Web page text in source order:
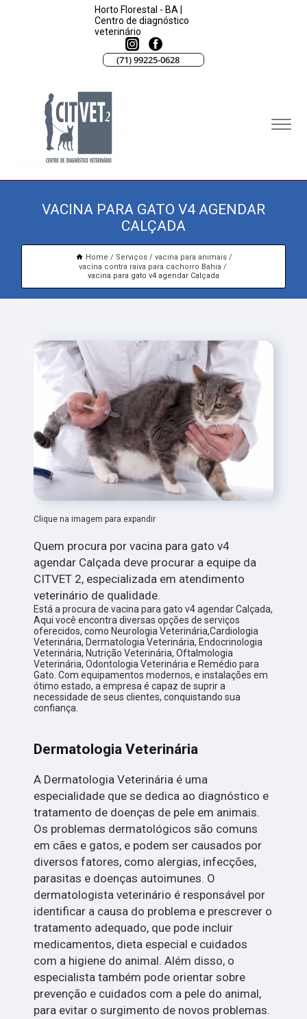
Horto Florestal - BA |
Centro de diagnóstico
veterinário
(71) 99225-0628
VACINA PARA GATO V4 AGENDAR
CALÇADA
Home Serviços
vacina para animais
vacina contra raiva para cachorro Bahia
vacina para gato v4 agendar Calçada
Clique na imagem para expandir
Quem procura por vacina para gato v4
agendar Calçada deve procurar a equipe da
CITVET 2, especializada em atendimento
veterinário de qualidade.
Está a procura de vacina para gato v4 agendar Calçada,
Aqui você encontra diversas opções de serviços
oferecidos, como Neurologia Veterinária,Cardiologia
Veterinária, Dermatologia Veterinária, Endocrinologia
Veterinária, Nutrição Veterinária, Oftalmologia
Veterinária, Odontologia Veterinária e Remédio para
Gato. Com equipamentos modernos, e instalações em
ótimo estado, a empresa é capaz de suprir a
necessidade de seus clientes, conquistando sua
confiança.
Dermatologia Veterinária
A Dermatologia Veterinária é uma
especialidade que se dedica ao diagnóstico e
tratamento de doenças de pele em animais.
Os problemas dermatológicos são comuns
em cães e gatos, e podem ser causados por
diversos fatores, como alergias, infecções,
parasitas e doenças autoimunes. O
dermatologista veterinário é responsável por
identificar a causa do problema e prescrever o
tratamento adequado, que pode incluir
medicamentos, dieta especial e cuidados
com a higiene do animal. Além disso, o
especialista também pode orientar sobre
prevenção e cuidados com a pele do animal,
para evitar o surgimento de novos problemas.